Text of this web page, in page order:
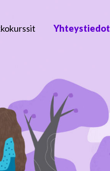
Yhteystiedot